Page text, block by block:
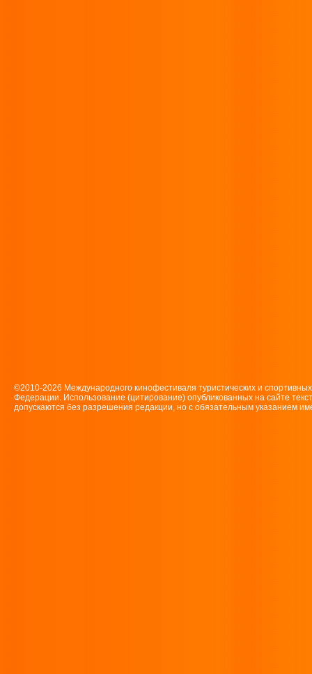
©2010-2026 Международного кинофестиваля туристических и
Федерации. Использование (цитирование) опубликованных на сайте
допускаются без разрешения редакции, но с обязательным указанием